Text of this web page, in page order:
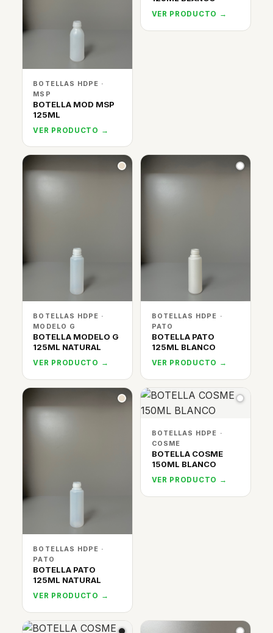
BOTELLAS HDPE ·
MSP
BOTELLA MOD MSP
125ML
VER PRODUCTO →
VER PRODUCTO →
BOTELLAS HDPE ·
MODELO G
BOTELLA MODELO G
125ML NATURAL
VER PRODUCTO →
BOTELLAS HDPE ·
PATO
BOTELLA PATO
125ML BLANCO
VER PRODUCTO →
BOTELLAS HDPE ·
PATO
BOTELLA PATO
125ML NATURAL
VER PRODUCTO →
BOTELLAS HDPE ·
COSME
BOTELLA COSME
150ML BLANCO
VER PRODUCTO →